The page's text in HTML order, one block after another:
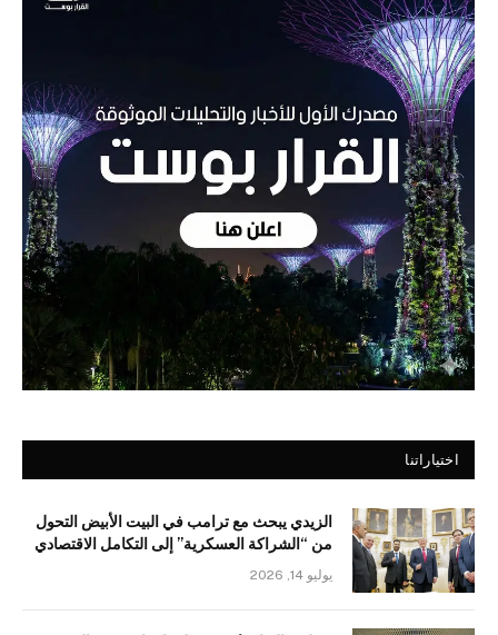
اختياراتنا
الزيدي يبحث مع ترامب في البيت الأبيض التحول
من “الشراكة العسكرية” إلى التكامل الاقتصادي
يوليو 14, 2026